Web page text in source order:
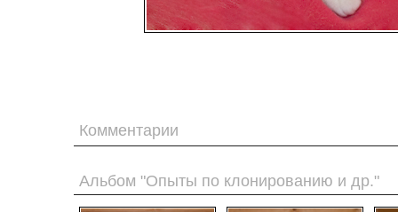
Комментарии
Альбом "Опыты по клонированию и др."